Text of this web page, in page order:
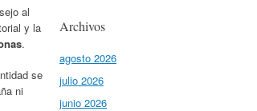
al
y la
.
se
ni
Archivos
agosto 2026
julio 2026
junio 2026